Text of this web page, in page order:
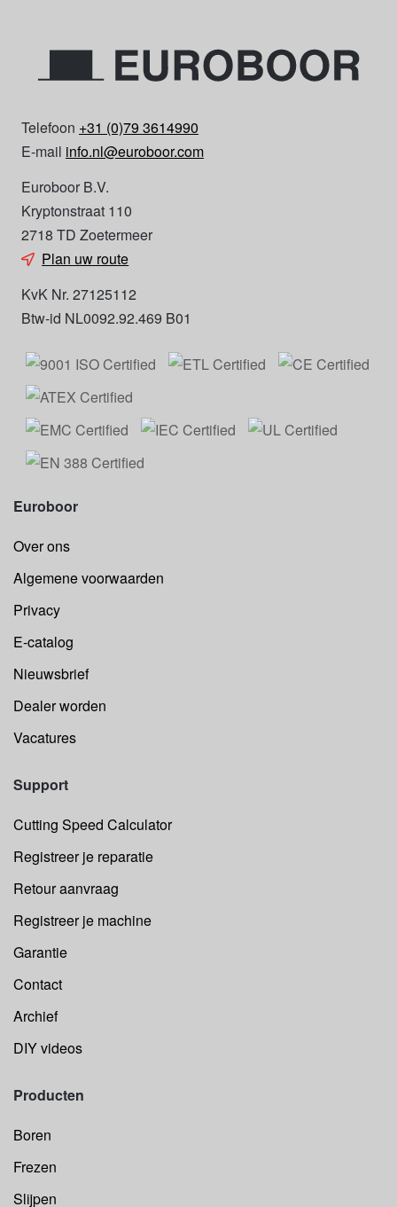
Telefoon +31 (0)79 3614990
E-mail info.nl@euroboor.com
Euroboor B.V.
Kryptonstraat 110
2718 TD Zoetermeer
Plan uw route
KvK Nr. 27125112
Btw-id NL0092.92.469 B01
Euroboor
Over ons
Algemene voorwaarden
Privacy
E-catalog
Nieuwsbrief
Dealer worden
Vacatures
Support
Cutting Speed Calculator
Registreer je reparatie
Retour aanvraag
Registreer je machine
Garantie
Contact
Archief
DIY videos
Producten
Boren
Frezen
Slijpen